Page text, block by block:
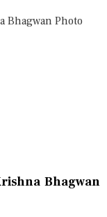
Bhagwan